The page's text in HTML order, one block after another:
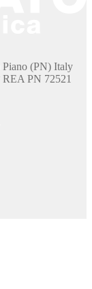
(PN) Italy
PN 72521